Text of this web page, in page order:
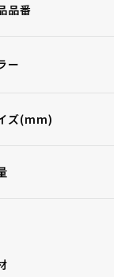
品番
ー
ズ(mm)